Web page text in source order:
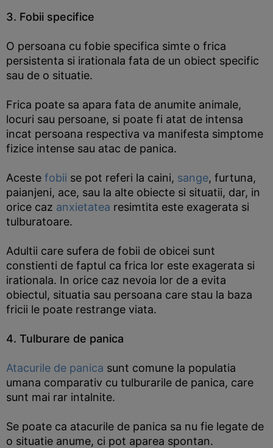
3. Fobii specifice
O persoana cu fobie specifica simte o frica
persistenta si irationala fata de un obiect specific
sau de o situatie.
Frica poate sa apara fata de anumite animale,
locuri sau persoane, si poate fi atat de intensa
incat persoana respectiva va manifesta simptome
fizice intense sau atac de panica.
Aceste fobii se pot referi la caini, sange, furtuna,
paianjeni, ace, sau la alte obiecte si situatii, dar, in
orice caz anxietatea resimtita este exagerata si
tulburatoare.
Adultii care sufera de fobii de obicei sunt
constienti de faptul ca frica lor este exagerata si
irationala. In orice caz nevoia lor de a evita
obiectul, situatia sau persoana care stau la baza
fricii le poate restrange viata.
4. Tulburare de panica
Atacurile de panica sunt comune la populatia
umana comparativ cu tulburarile de panica, care
sunt mai rar intalnite.
Se poate ca atacurile de panica sa nu fie legate de
o situatie anume, ci pot aparea spontan.